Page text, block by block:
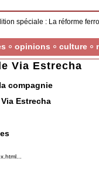
spéciale : La réforme
opinions culture
Via Estrecha
compagnie
Estrecha